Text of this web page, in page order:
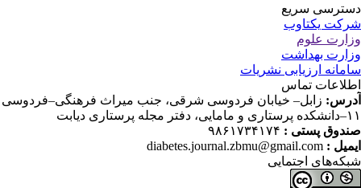
سریع
یکتاوب
علوم
بهداشت
ارزیابی نشریات
تماس
زابل– خیابان فردوسی شرقی، جنب میراث فرهنگی–فردوسی
پرستاری دیابت
پستی : ۹۸۶۱۷۳۴۱۷۴
:
diabetes.journal.zbmu@gmail.com
اجتمایی